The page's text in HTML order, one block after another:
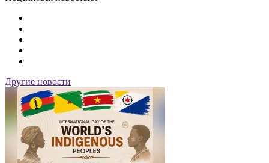
Другие новости